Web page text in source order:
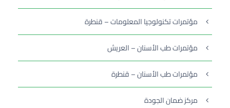
مؤتمرات تكنولوجيا المعلومات – قنطرة
مؤتمرات طب الأسنان – العريش
مؤتمرات طب الأسنان – قنطرة
مركز ضمان الجودة